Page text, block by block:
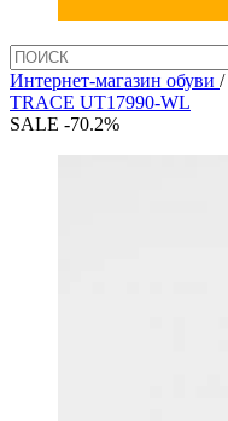
Интернет-магазин обуви /
TRACE UT17990-WL
SALE -70.2%